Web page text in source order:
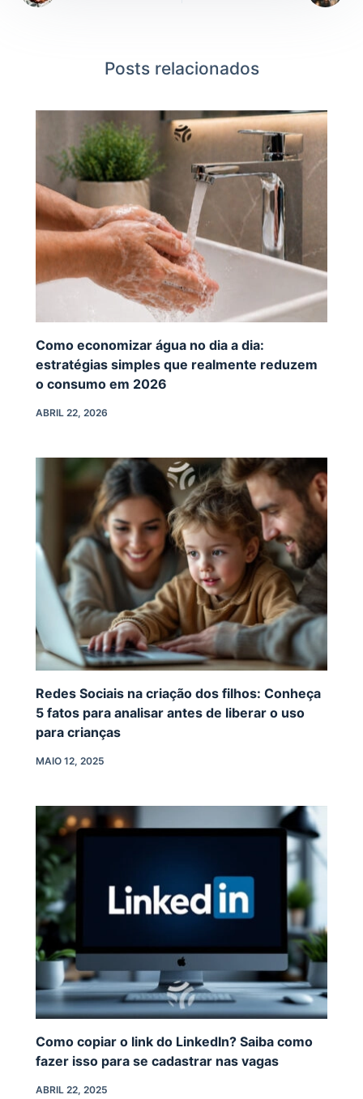
Posts relacionados
Como economizar água no dia a dia:
estratégias simples que realmente reduzem
o consumo em 2026
ABRIL 22, 2026
Redes Sociais na criação dos filhos: Conheça
5 fatos para analisar antes de liberar o uso
para crianças
MAIO 12, 2025
Como copiar o link do LinkedIn? Saiba como
fazer isso para se cadastrar nas vagas
ABRIL 22, 2025